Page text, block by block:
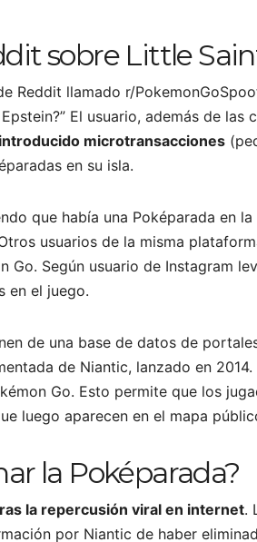
sobre Little
Reddit llamado r/
El usuario, además de
microtransacciones
en su isla.
que había una Poképarada en
usuarios de la misma
Go. Según usuario de Instagram
en el juego.
de una base de datos de
de Niantic, lanzado en
Go. Esto permite que los
luego aparecen en el mapa
la Poképarada?
la repercusión viral en internet.
por Niantic de haber